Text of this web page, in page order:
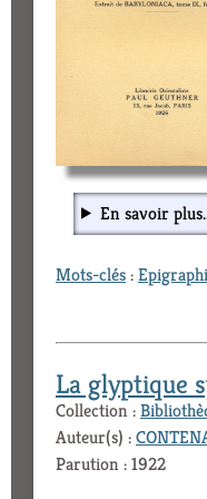
En savoir
Mots-clés:
La glyptique
Collection :
Auteur(s) :
Parution : 1922